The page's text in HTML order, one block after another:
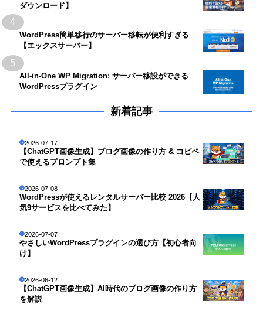
ダウンロード】
4
WordPress簡単移行のサーバー移転が便利すぎる
【エックスサーバー】
5
All-in-One WP Migration: サーバー移設ができる
WordPressプラグイン
新着記事
2026-07-17
【ChatGPT画像生成】ブログ画像の作り方 & コピペ
で使えるプロンプト集
2026-07-08
WordPressが使えるレンタルサーバー比較 2026【人
気9サービスを比べてみた】
2026-07-07
やさしいWordPressプラグインの選び方【初心者向
け】
2026-06-12
【ChatGPT画像生成】AI時代のブログ画像の作り方
を解説